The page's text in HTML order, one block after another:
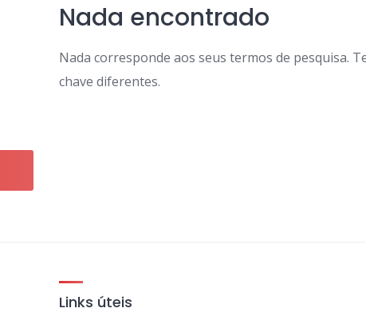
Nada encontrado
Nada corresponde aos seus termos de pesquisa.
chave diferentes.
Links úteis